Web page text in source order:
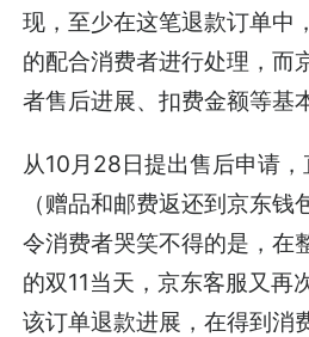
现，至少在这笔退款订单中
的配合消费者进行处理，而
者售后进展、扣费金额等基
从10月28日提出售后申请
（赠品和邮费返还到京东钱
令消费者哭笑不得的是，在
的双11当天，京东客服又再
该订单退款进展，在得到消